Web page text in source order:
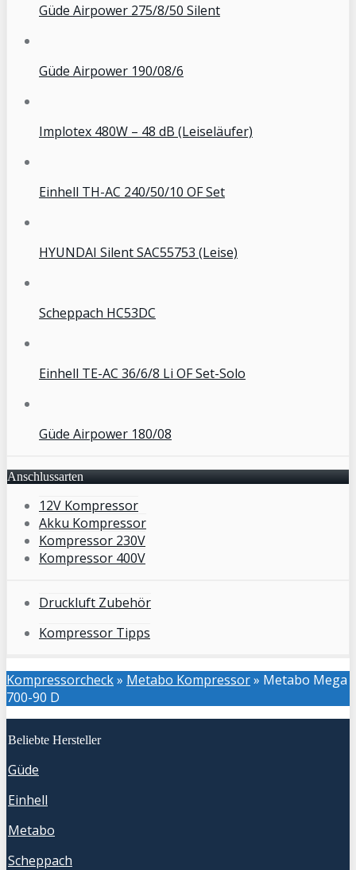
Güde Airpower 275/8/50 Silent
Güde Airpower 190/08/6
Implotex 480W – 48 dB (Leiseläufer)
Einhell TH-AC 240/50/10 OF Set
HYUNDAI Silent SAC55753 (Leise)
Scheppach HC53DC
Einhell TE-AC 36/6/8 Li OF Set-Solo
Güde Airpower 180/08
Anschlussarten
12V Kompressor
Akku Kompressor
Kompressor 230V
Kompressor 400V
Druckluft Zubehör
Kompressor Tipps
Kompressorcheck» Metabo Kompressor» Metabo Mega
700-90 D
Beliebte Hersteller
Güde
Einhell
Metabo
Scheppach